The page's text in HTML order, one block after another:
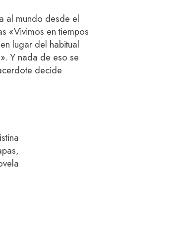
al mundo desde el
«Vivimos en tiempos
lugar del habitual
Y nada de eso se
decide